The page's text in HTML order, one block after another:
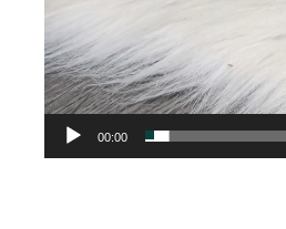
00:00